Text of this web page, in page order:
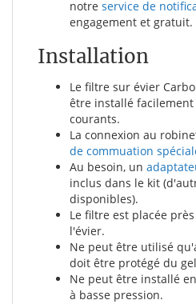
notre service de
engagement et gratuit.
Installation
Le filtre sur évier
être installé
courants.
La connexion au
de commuation
Au besoin, un
inclus dans le kit
disponibles).
Le filtre est placée
l'évier.
Ne peut être utilisé
doit être protégé du
Ne peut être installé
à basse pression.